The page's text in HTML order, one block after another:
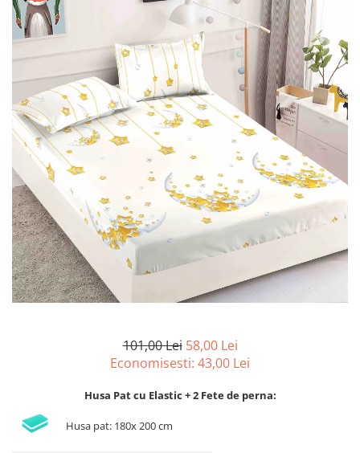
Lenjerii de pat Bumbac Poplin
Lenjerii de pat Catifea
Lenjerii de pat Damasc
Lenjerii de pat Finet + 2 Draperii
Lenjerii de pat Finet cu PLIURI
Lenjerii de pat finet Home
Lenjerii de pat Saten 4 piese cu
elastic
101,00 Lei 58,00 Lei
Economisesti: 43,00 Lei
Husa Pat cu Elastic + 2 Fete de perna:
Husa pat: 180x 200 cm